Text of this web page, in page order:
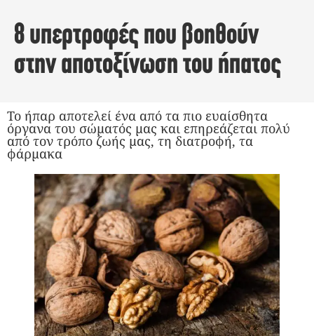
8 υπερτροφές που βοηθούν
στην αποτοξίνωση του ήπατος
Το ήπαρ αποτελεί ένα από τα πιο ευαίσθητα
όργανα του σώματός μας και επηρεάζεται πολύ
από τον τρόπο ζωής μας, τη διατροφή, τα
φάρμακα